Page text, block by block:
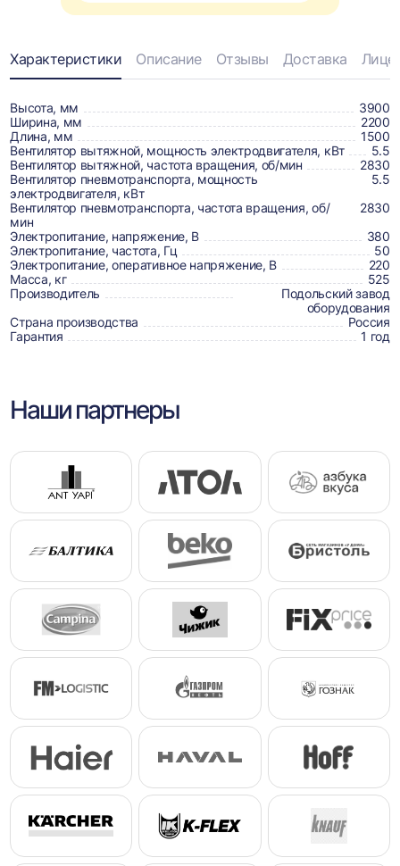
Информация
о
товаре,
доставке,
отзывах
и
сертификаты
Характеристики Описание Отзывы Доставка
Высота, мм
3900
Ширина, мм
2200
Длина, мм
1500
Вентилятор вытяжной, мощность электродвигателя, кВт
5.5
Вентилятор вытяжной, частота вращения, об/мин
2830
Вентилятор пневмотранспорта, мощность
электродвигателя, кВт
5.5
Вентилятор пневмотранспорта, частота вращения, об/
мин
2830
Электропитание, напряжение, В
380
Электропитание, частота, Гц
50
Электропитание, оперативное напряжение, В
220
Масса, кг
525
Производитель
Подольский завод
оборудования
Страна производства
Россия
Гарантия
1 год
Наши партнеры